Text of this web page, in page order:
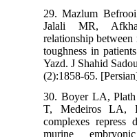
29. Mazlum
Jalali MR,
relationship
toughness in
Yazd. J Shahid
(2):1858-65.
30. Boyer LA,
T, Medeiros
complexes
murine